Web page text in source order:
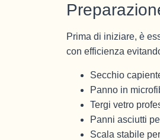
Prima di iniziare, è
con efficienza
Secchio
Panno in
Tergi vetro
Panni asciutti
Scala stabile